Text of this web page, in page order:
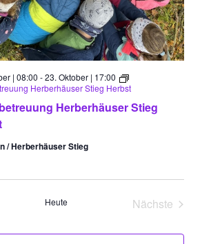
Herberhäuser Stieg
| 08:00 -23. Oktober | 17:00
Herberhäuser Stieg Herbst
/ Herberhäuser Stieg
Heute
Nächste